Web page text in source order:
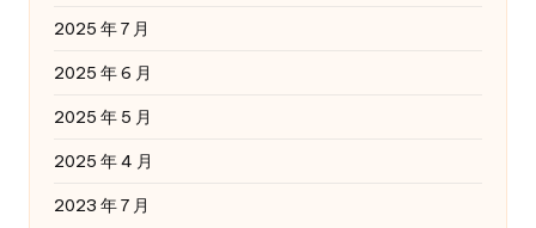
2025 年 7 月
2025 年 6 月
2025 年 5 月
2025 年 4 月
2023 年 7 月